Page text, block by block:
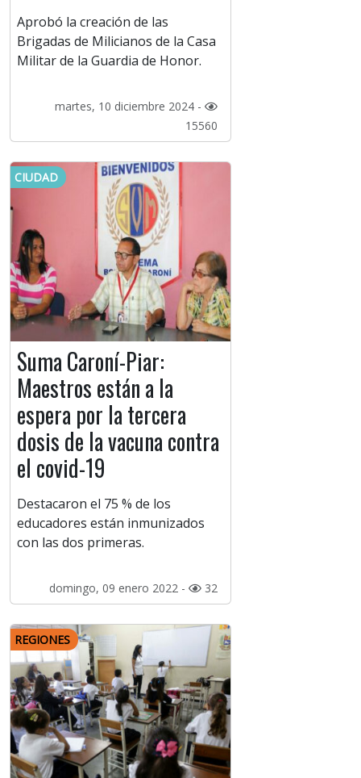
Aprobó la creación de las
Brigadas de Milicianos de la Casa
Militar de la Guardia de Honor.
martes, 10 diciembre 2024 -
15560
CIUDAD
Suma Caroní-Piar:
Maestros están a la
espera por la tercera
dosis de la vacuna contra
el covid-19
Destacaron el 75 % de los
educadores están inmunizados
con las dos primeras.
domingo, 09 enero 2022 - 32
REGIONES